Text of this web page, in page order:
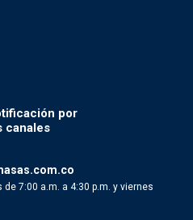
por
canales
de 7:00 a.m. a 4:30 p.m. y viernes